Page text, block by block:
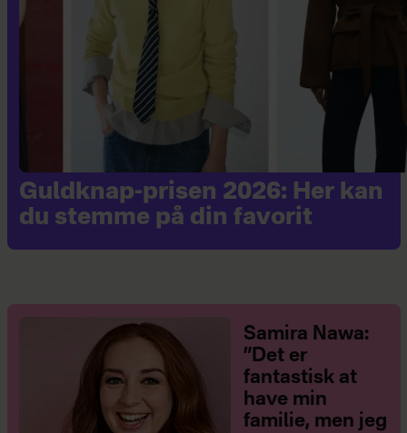
Guldknap-prisen 2026: Her kan
du stemme på din favorit
Samira Nawa:
”Det er
fantastisk at
have min
familie, men jeg